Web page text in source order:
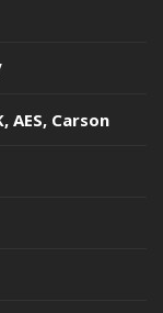
AES, Carson